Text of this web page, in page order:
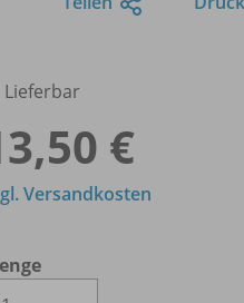
Lieferbar
€
Versandkosten